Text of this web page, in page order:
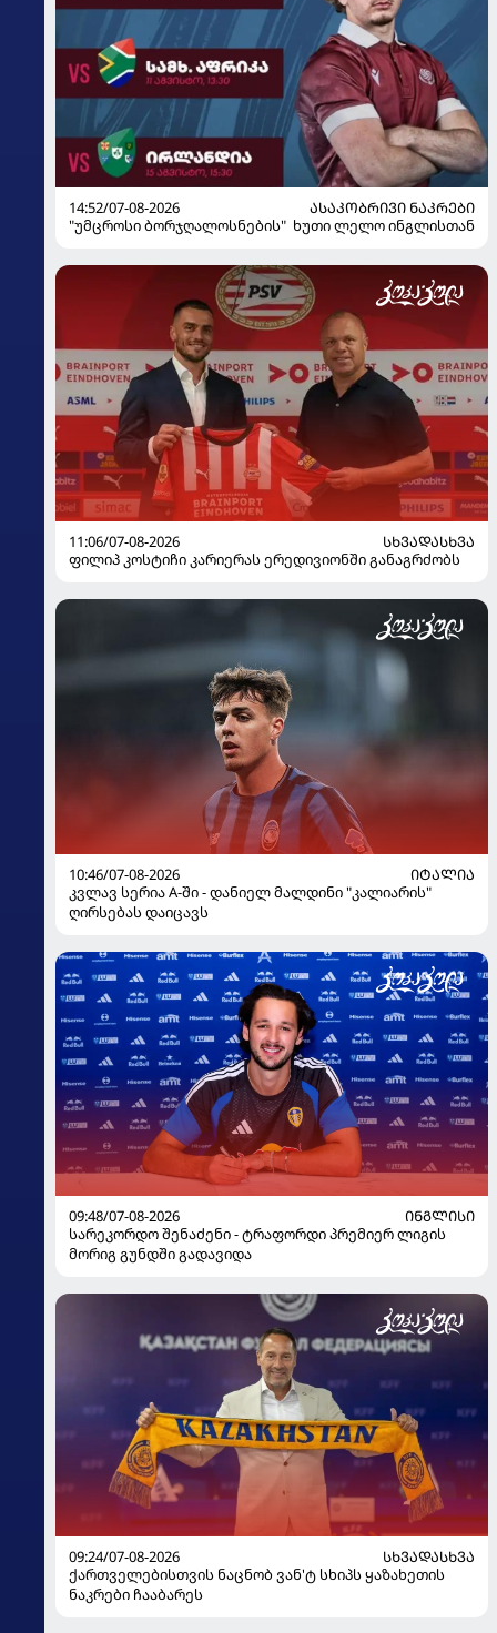
14:52/07-08-2026
ᲐᲡᲐᲙᲝᲑᲠᲘᲕᲘ ᲜᲐᲙᲠᲔᲑᲘ
"უმცროსი ბორჯღალოსნების" ხუთი ლელო ინგლისთან
11:06/07-08-2026
ᲡᲮᲕᲐᲓᲐᲡᲮᲕᲐ
ფილიპ კოსტიჩი კარიერას ერედივიონში განაგრძობს
10:46/07-08-2026
ᲘᲢᲐᲚᲘᲐ
კვლავ სერია A-ში - დანიელ მალდინი "კალიარის"
ღირსებას დაიცავს
09:48/07-08-2026
ᲘᲜᲒᲚᲘᲡᲘ
სარეკორდო შენაძენი - ტრაფორდი პრემიერ ლიგის
მორიგ გუნდში გადავიდა
09:24/07-08-2026
ᲡᲮᲕᲐᲓᲐᲡᲮᲕᲐ
ქართველებისთვის ნაცნობ ვან'ტ სხიპს ყაზახეთის
ნაკრები ჩააბარეს